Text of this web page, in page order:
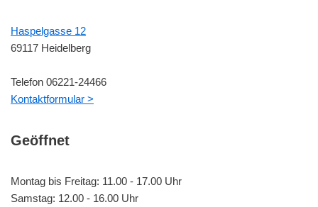
Haspelgasse 12
69117 Heidelberg
Telefon 06221-24466
Kontaktformular >
Geöffnet
Montag bis Freitag: 11.00 - 17.00 Uhr
Samstag: 12.00 - 16.00 Uhr